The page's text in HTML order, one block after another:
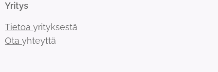
Yritys
Tietoa yrityksestä
Ota yhteyttä